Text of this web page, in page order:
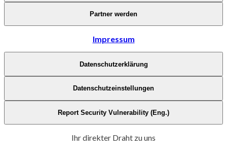
Partner werden
Impressum
Datenschutzerklärung
Datenschutzeinstellungen
Report Security Vulnerability (Eng.)
Ihr direkter Draht zu uns